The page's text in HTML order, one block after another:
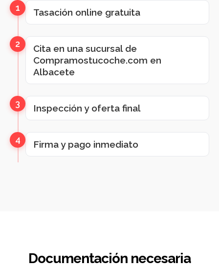
1 Tasación online gratuita
2
Cita en una sucursal de
Compramostucoche.com en
Albacete
3 Inspección y oferta final
4 Firma y pago inmediato
Documentación necesaria